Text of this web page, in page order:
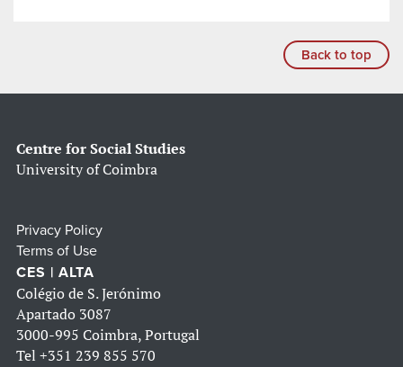
Back to top
Centre for Social Studies
University of Coimbra
Privacy Policy
Terms of Use
CES | ALTA
Colégio de S. Jerónimo
Apartado 3087
3000-995 Coimbra, Portugal
Tel +351 239 855 570